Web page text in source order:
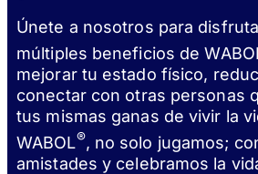
Únete a nosotros para
múltiples beneficios de
mejorar tu estado físico,
conectar con otras personas
tus mismas ganas de vivir la
WABOL®, no solo jugamos;
amistades y celebramos la